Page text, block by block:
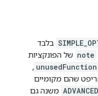
בלבד
note של הפונקציות
,
שהם מקומיים
משנה גם